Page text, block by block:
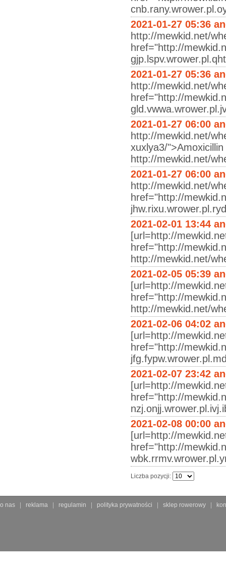
2021-01-27 05:36
http://mewkid.net/
href="http://
2021-01-27 05:36
http://mewkid.net/
href="http://
2021-01-27 06:00
http://mewkid.net/
xuxlya3/
http://mewkid.net/
2021-01-27 06:00
http://mewkid.net/
href="http://
2021-02-01 13:44
[url=http://
href="http://
http://mewkid.net/
2021-02-05 05:39
[url=http://
href="http://
http://mewkid.net/
2021-02-06 04:02
[url=http://
href="http://
2021-02-07 23:42
[url=http://
href="http://
2021-02-08 00:00
[url=http://
href="http://
Liczba pozycji:
o nas reklama regulamin polityka prywatności sklep rowerowy